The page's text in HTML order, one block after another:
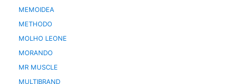
MEMOIDEA
METHODO
MOLHO LEONE
MORANDO
MR MUSCLE
MULTIBRAND